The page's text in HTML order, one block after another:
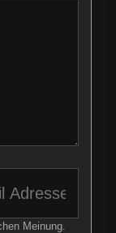
Meinung.